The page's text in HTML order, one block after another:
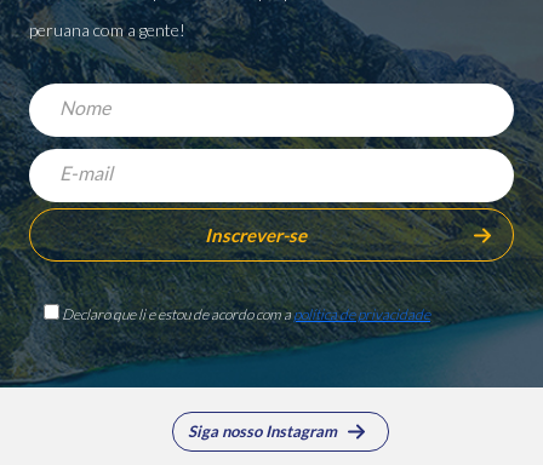
peruana com a gente!
Declaro que li e estou de acordo com a política de privacidade
Siga nosso Instagram